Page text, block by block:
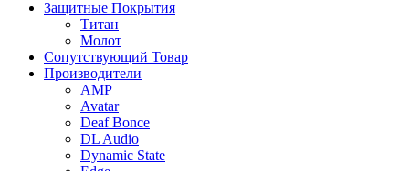
Защитные Покрытия
Титан
Молот
Сопутствующий Товар
Производители
AMP
Avatar
Deaf Bonce
DL Audio
Dynamic State